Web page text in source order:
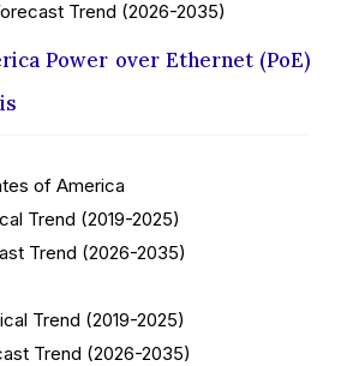
Trend (2026-2035)
Power over Ethernet (PoE)
of America
Trend (2019-2025)
Trend (2026-2035)
Trend (2019-2025)
Trend (2026-2035)